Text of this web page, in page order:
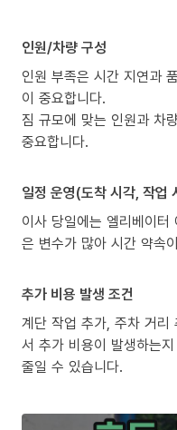
인원/차량 구성
인원 부족은 시간 지연과
이 중요합니다.
짐 규모에 맞는 인원과 차
중요합니다.
일정 운영(도착 시각, 작업
이사 당일에는 엘리베이
은 변수가 많아 시간 약속
추가 비용 발생 조건
계단 작업 추가, 주차 거리
서 추가 비용이 발생하는
줄일 수 있습니다.